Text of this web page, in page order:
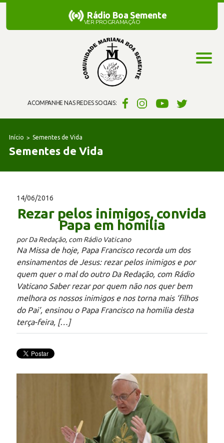
ACOMPANHE NAS REDES SOCIAIS:
Rádio Boa Semente
Rádio Boa Semente
VER PROGRAMAÇÃO
Início Sementes de Vida
Sementes de Vida
14/06/2016
Rezar pelos inimigos, convida
Papa em homilia
por Da Redação, com Rádio Vaticano
Na Missa de hoje, Papa Francisco recorda um dos
ensinamentos de Jesus: rezar pelos inimigos e por
quem quer o mal do outro Da Redação, com Rádio
Vaticano Saber rezar por quem não nos quer bem
melhora os nossos inimigos e nos torna mais ‘filhos
do Pai’, ensinou o Papa Francisco na homilia desta
terça-feira, […]